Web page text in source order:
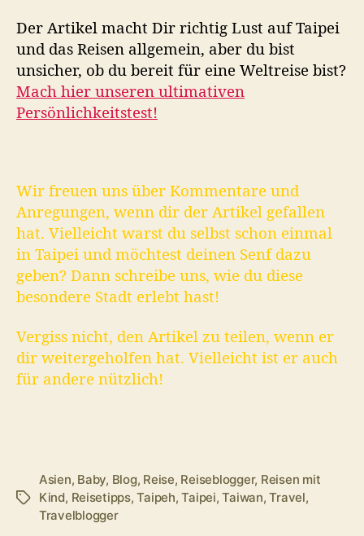
Der Artikel macht Dir richtig Lust auf Taipei
und das Reisen allgemein, aber du bist
unsicher, ob du bereit für eine Weltreise bist?
Mach hier unseren ultimativen
Persönlichkeitstest!
Wir freuen uns über Kommentare und
Anregungen, wenn dir der Artikel gefallen
hat. Vielleicht warst du selbst schon einmal
in Taipei und möchtest deinen Senf dazu
geben? Dann schreibe uns, wie du diese
besondere Stadt erlebt hast!
Vergiss nicht, den Artikel zu teilen, wenn er
dir weitergeholfen hat. Vielleicht ist er auch
für andere nützlich!
Schlagwörter
Asien, Baby, Blog, Reise, Reiseblogger, Reisen mit
Kind, Reisetipps,Taipeh,Taipei,Taiwan,Travel,
Travelblogger